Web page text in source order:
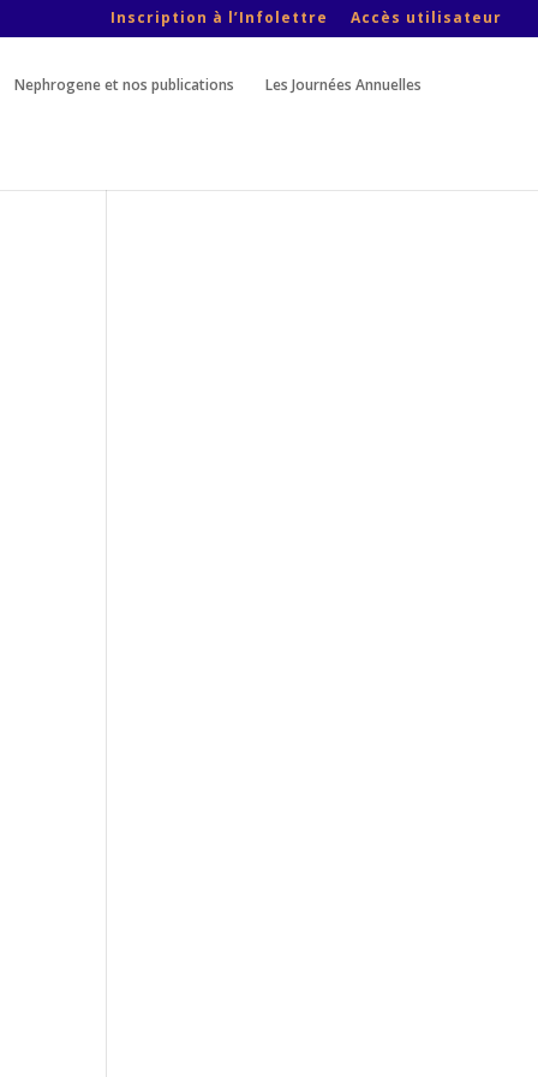
Inscription à l’Infolettre Accès utilisateur
Nephrogene et nos publications Les Journées Annuelles